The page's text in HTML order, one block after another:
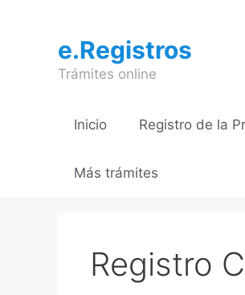
contenidoe.Registros
Trámites online
Inicio Registro de la
Más trámites
Registro